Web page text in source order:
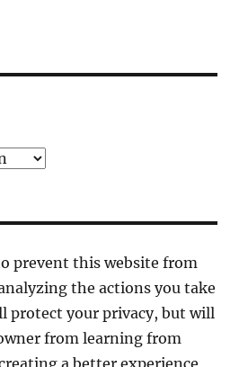
prevent this website from
the actions you take
protect your privacy, but will
from learning from